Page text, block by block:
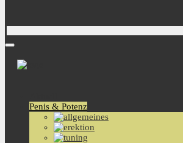
Penis & Potenz